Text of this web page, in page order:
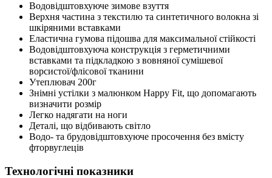
Водовідштовхуюче зимове взуття
Верхня частина з текстилю та синтетичного волокна зі
шкіряними вставками
Еластична гумова підошва для максимальної стійкості
Водовідштовхуюча конструкція з герметичними
вставками та підкладкою з вовняної сумішевої
ворсистої/флісової тканини
Утеплювач 200г
Знімні устілки з малюнком Happy Fit, що допомагають
визначити розмір
Легко надягати на ноги
Деталі, що відбивають світло
Водо- та брудовідштовхуюче просочення без вмісту
фторвуглеців
Технологічні показники